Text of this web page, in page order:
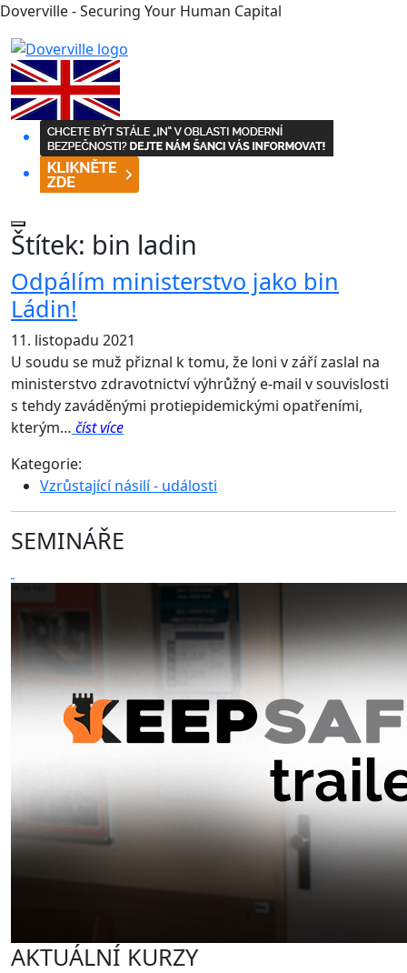
Doverville - Securing Your Human Capital
Štítek: bin ladin
Odpálím ministerstvo jako bin
Ládin!
11. listopadu 2021
U soudu se muž přiznal k tomu, že loni v září zaslal na
ministerstvo zdravotnictví výhrůžný e-mail v souvislosti
s tehdy zaváděnými protiepidemickými opatřeními,
kterým… číst více
Kategorie:
Vzrůstající násilí - události
SEMINÁŘE
AKTUÁLNÍ KURZY